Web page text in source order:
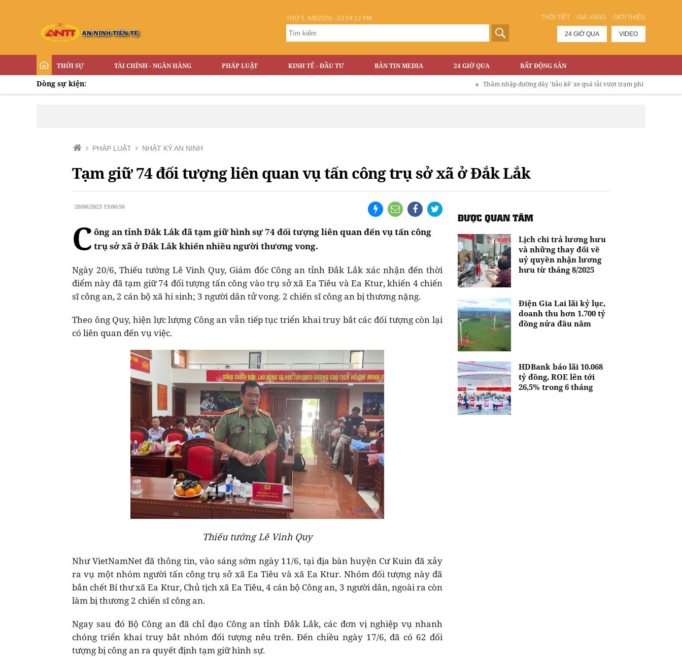
THỜI TIẾT GIÁ VÀNG GIỚI THIỆU
THỨ 5, 6/8/2026 - 03:54:12 PM
24 GIỜ QUA VIDEO
THỜI SỰ TÀI CHÍNH - NGÂN HÀNG PHÁP LUẬT KINH TẾ - ĐẦU TƯ BẢN TIN MEDIA 24 GIỜ QUA BẤT ĐỘNG SẢN
Dòng sự kiện: Thâm nhập đường dây 'bảo kê' xe quá tải vượt trạm phí Cao tốc Hà Nội - Lào
PHÁP LUẬT NHẬT KÝ AN NINH
Tạm giữ 74 đối tượng liên quan vụ tấn công trụ sở xã ở Đắk Lắk
20/06/2023 13:06:56
C ông an tỉnh Đắk Lắk đã tạm giữ hình sự 74 đối tượng liên quan đến vụ tấn công
trụ sở xã ở Đắk Lắk khiến nhiều người thương vong.
Ngày 20/6, Thiếu tướng Lê Vinh Quy, Giám đốc Công an tỉnh Đắk Lắk xác nhận đến thời
điểm này đã tạm giữ 74 đối tượng tấn công vào trụ sở xã Ea Tiêu và Ea Ktur, khiến 4 chiến
sĩ công an, 2 cán bộ xã hi sinh; 3 người dân tử vong. 2 chiến sĩ công an bị thương nặng.
Theo ông Quy, hiện lực lượng Công an vẫn tiếp tục triển khai truy bắt các đối tượng còn lại
có liên quan đến vụ việc.
Thiếu tướng Lê Vinh Quy
Như VietNamNet đã thông tin, vào sáng sớm ngày 11/6, tại địa bàn huyện Cư Kuin đã xảy
ra vụ một nhóm người tấn công trụ sở xã Ea Tiêu và xã Ea Ktur. Nhóm đối tượng này đã
bắn chết Bí thư xã Ea Ktur, Chủ tịch xã Ea Tiêu, 4 cán bộ Công an, 3 người dân, ngoài ra còn
làm bị thương 2 chiến sĩ công an.
Ngay sau đó Bộ Công an đã chỉ đạo Công an tỉnh Đắk Lắk, các đơn vị nghiệp vụ nhanh
chóng triển khai truy bắt nhóm đối tượng nêu trên. Đến chiều ngày 17/6, đã có 62 đối
tượng bị công an ra quyết định tạm giữ hình sự.
ĐƯỢC QUAN TÂM
Lịch chi trả lương hưu
và những thay đổi về
uỷ quyền nhận lương
hưu từ tháng 8/2025
Điện Gia Lai lãi kỷ lục,
doanh thu hơn 1.700 tỷ
đồng nửa đầu năm
HDBank báo lãi 10.068
tỷ đồng, ROE lên tới
26,5% trong 6 tháng